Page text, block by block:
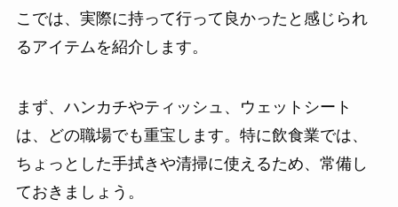
こでは、実際に持って行って良かったと感じられ
るアイテムを紹介します。
まず、ハンカチやティッシュ、ウェットシート
は、どの職場でも重宝します。特に飲食業では、
ちょっとした手拭きや清掃に使えるため、常備し
ておきましょう。